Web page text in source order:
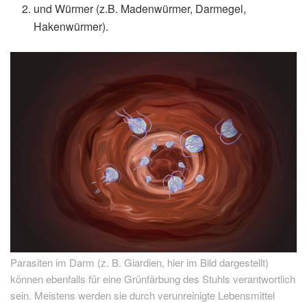
und Würmer (z.B. Madenwürmer, Darmegel,
Hakenwürmer).
Parasiten im Darm (z. B. Giardien, hier im Bild dargestellt)
können ebenfalls für eine Grünfärbung des Stuhls verantwortlich
sein. Meistens werden sie durch verunreinigte Lebensmittel